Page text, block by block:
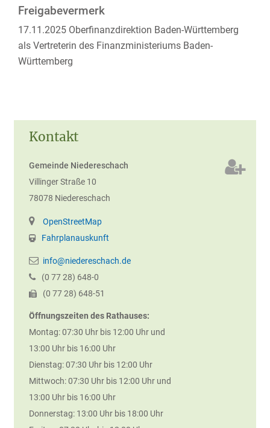
Kontakt
Gemeinde Niedereschach
Villinger Straße 10
78078 Niedereschach
OpenStreetMap
Fahrplanauskunft
info@niedereschach.de
(0 7728) 648-0
(0 7728) 648-51
Öffnungszeiten des Rathauses:
Montag: 07:30 Uhr bis 12:00 Uhr und
13:00 Uhr bis 16:00 Uhr
Dienstag: 07:30 Uhr bis 12:00 Uhr
Mittwoch: 07:30 Uhr bis 12:00 Uhr und
13:00 Uhr bis 16:00 Uhr
Donnerstag: 13:00 Uhr bis 18:00 Uhr
Freigabevermerk
17.11.2025 Oberfinanzdirektion Baden-Württemberg
als Vertreterin des Finanzministeriums Baden-
Württemberg